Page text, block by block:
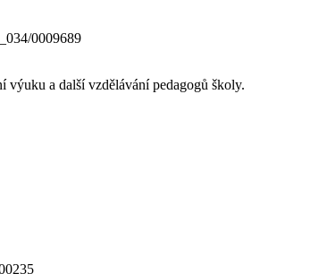
0009689
výuku a další vzdělávání pedagogů školy.